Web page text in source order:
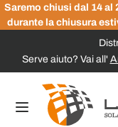
Saremo chiusi dal 14
durante la chiusura
Serve aiuto? Vai all'